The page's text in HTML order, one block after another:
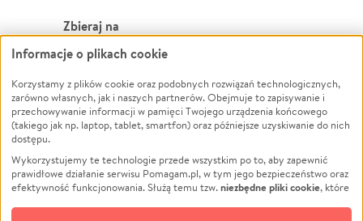
Zbieraj na
Leczenie
Zwierzęta
Pożar
Ukraina
Pomoc Finansowa
Projekty
Pogrzeb
Powódź
Wichura
NGO
Edukacja
Podróż
Impreza
Informacje o plikach cookie
Korzystamy z plików cookie oraz podobnych rozwiązań technologicznych,
zarówno własnych, jak i naszych partnerów. Obejmuje to zapisywanie i
przechowywanie informacji w pamięci Twojego urządzenia końcowego
(takiego jak np. laptop, tablet, smartfon) oraz późniejsze uzyskiwanie do nich
dostępu.
Wykorzystujemy te technologie przede wszystkim po to, aby zapewnić
prawidłowe działanie serwisu Pomagam.pl, w tym jego bezpieczeństwo oraz
efektywność funkcjonowania. Służą temu tzw.niezbędne pliki cookie, które